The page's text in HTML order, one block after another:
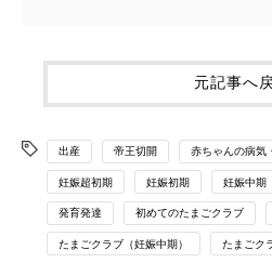
元記事へ
出産 帝王切開 赤ちゃんの病気
妊娠超初期 妊娠初期 妊娠中期
発育発達 初めてのたまごクラブ
たまごクラブ（妊娠中期） たまごク